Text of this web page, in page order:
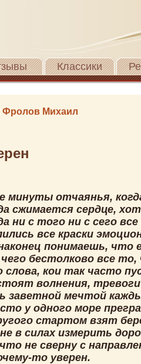
Классики
Фролов Михаил
минуты отчаянья,
сжимается сердце,
ни с того ни с сего
все краски
понимаешь, что
чего бестолково все
слова, кои так часто
волнения,
заветной мечтой
у одного море
стартом взят
в силах измерить
не сверну с
то уверен.